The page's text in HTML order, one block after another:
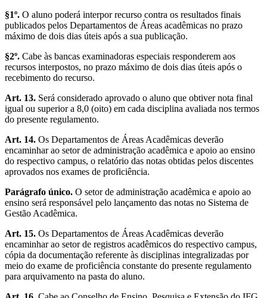
§1º. O aluno poderá interpor recurso contra os resultados finais
publicados pelos Departamentos de Áreas acadêmicas no prazo
máximo de dois dias úteis após a sua publicação.
§2º. Cabe às bancas examinadoras especiais responderem aos
recursos interpostos, no prazo máximo de dois dias úteis após o
recebimento do recurso.
Art. 13. Será considerado aprovado o aluno que obtiver nota final
igual ou superior a 8,0 (oito) em cada disciplina avaliada nos termos
do presente regulamento.
Art. 14. Os Departamentos de Áreas Acadêmicas deverão
encaminhar ao setor de administração acadêmica e apoio ao ensino
do respectivo campus, o relatório das notas obtidas pelos discentes
aprovados nos exames de proficiência.
Parágrafo único. O setor de administração acadêmica e apoio ao
ensino será responsável pelo lançamento das notas no Sistema de
Gestão Acadêmica.
Art. 15. Os Departamentos de Áreas Acadêmicas deverão
encaminhar ao setor de registros acadêmicos do respectivo campus,
cópia da documentação referente às disciplinas integralizadas por
meio do exame de proficiência constante do presente regulamento
para arquivamento na pasta do aluno.